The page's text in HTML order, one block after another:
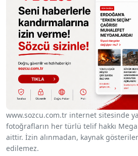
www.sozcu.com.tr internet sitesinde
fotoğrafların her türlü telif hakkı Mega
aittir. İzin alınmadan, kaynak
edilemez.